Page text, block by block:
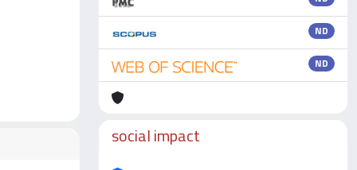
ND
ND
social impact